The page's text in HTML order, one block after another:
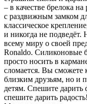
– в качестве брелока
с раздвижным замком
классическое
и никогда не подведёт.
всему миру о своей
Ronaldo. Силиконовые
просто носить в
сломается. Вы сможете
близким друзьям, но и
детям. Спешите
спешите дарить радость!